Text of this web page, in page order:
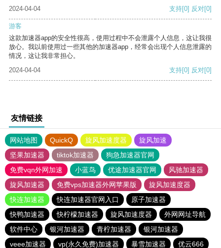
2024-04-04
支持[0] 反对[0]
游客
这款加速器app的安全性很高，使用过程中不会泄露个人信息，这让我很
放心。我以前使用过一些其他的加速器app，经常会出现个人信息泄露的
情况，这让我非常担心。
2024-04-04
支持[0] 反对[0]
友情链接
网站地图 QuickQ 旋风加速度器
旋风加速
坚果加速器
tiktok加速器
狗急加速器官网
免费vqn外网加速
小蓝鸟 优途加速器官网
风驰加速器
旋风加速器
免费vps加速器外网苹果版
旋风加速度器
快连加速器
快连加速器官网入口
原子加速器
快鸭加速器
快柠檬加速器 旋风加速度器
外网网址导航
软件中心
银河加速器 青柠加速器
银河加速器
veee加速器
vp(永久免费)加速器 暴雪加速器 优云666